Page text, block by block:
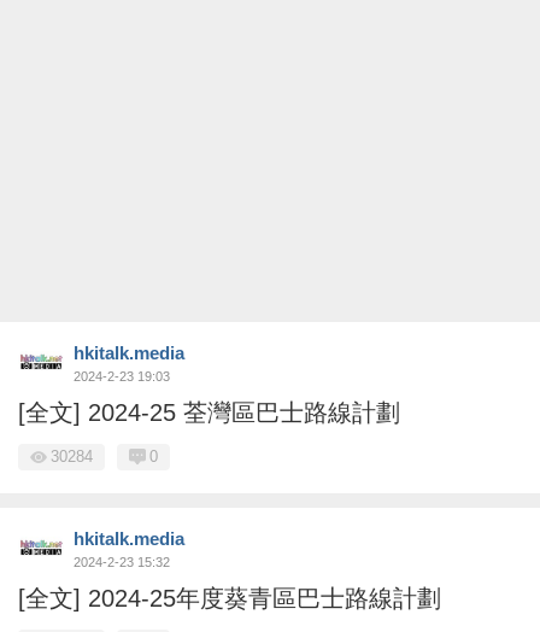
hkitalk.media
2024-2-23 19:03
[全文] 2024-25 荃灣區巴士路線計劃
30284 0
hkitalk.media
2024-2-23 15:32
[全文] 2024-25年度葵青區巴士路線計劃